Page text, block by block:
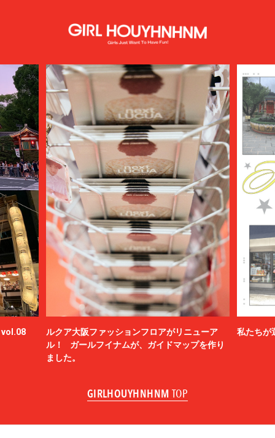
vol.08
ルクア大阪ファッションフロアがリニューア
ル！ ガールフイナムが、ガイドマップを作り
ました。
私たちが
GIRLHOUYHNHNM TOP